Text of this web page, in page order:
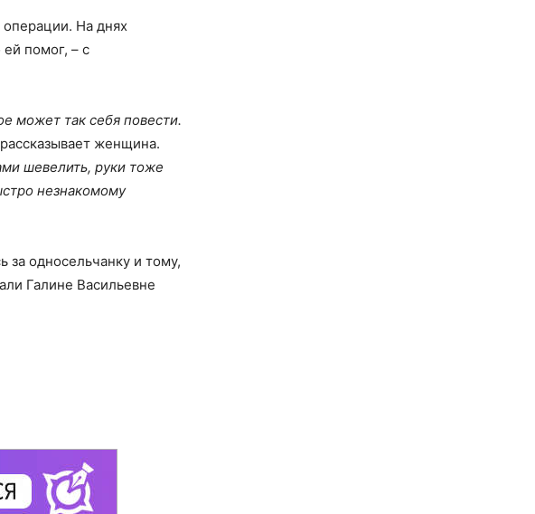
На днях
помог, – с
может так себя повести.
рассказывает женщина.
шевелить, руки тоже
незнакомому
за односельчанку и тому,
Галине Васильевне